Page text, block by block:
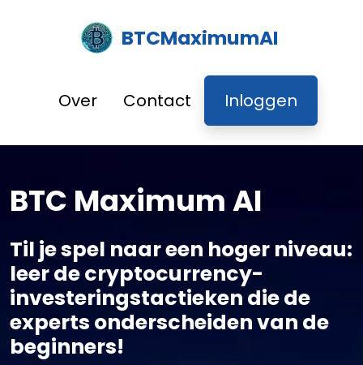
BTCMaximumAI
Over Contact Inloggen
BTC Maximum AI
Til je spel naar een hoger niveau:
leer de cryptocurrency-
investeringstactieken die de
experts onderscheiden van de
beginners!